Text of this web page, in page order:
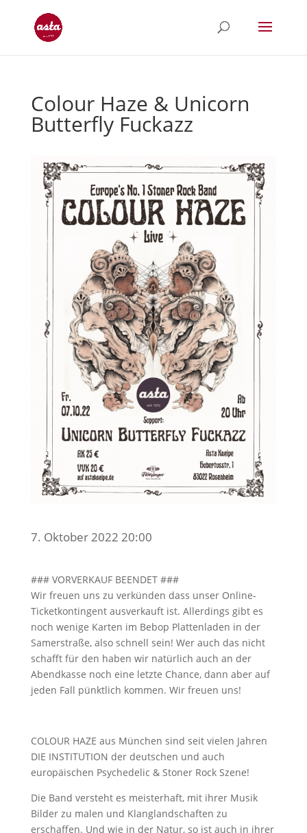
Colour Haze & Unicorn
Butterfly Fuckazz
7. Oktober 2022 20:00
### VORVERKAUF BEENDET ###
Wir freuen uns zu verkünden dass unser Online-
Ticketkontingent ausverkauft ist. Allerdings gibt es
noch wenige Karten im Bebop Plattenladen in der
Samerstraße, also schnell sein! Wer auch das nicht
schafft für den haben wir natürlich auch an der
Abendkasse noch eine letzte Chance, dann aber auf
jeden Fall pünktlich kommen. Wir freuen uns!
COLOUR HAZE aus München sind seit vielen Jahren
DIE INSTITUTION der deutschen und auch
europäischen Psychedelic & Stoner Rock Szene!
Die Band versteht es meisterhaft, mit ihrer Musik
Bilder zu malen und Klanglandschaften zu
erschaffen. Und wie in der Natur, so ist auch in ihrer